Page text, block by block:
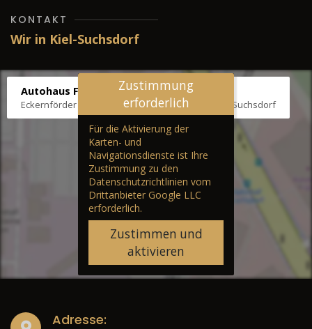
KONTAKT
Wir in Kiel-Suchsdorf
Autohaus Fräter
Eckernförder Str. /Klausbrooker Weg 1, 24107 Kiel-Suchsdorf
Zustimmung
erforderlich
Für die Aktivierung der
Karten- und
Navigationsdienste ist Ihre
Zustimmung zu den
Datenschutzrichtlinien vom
Drittanbieter Google LLC
erforderlich.
Zustimmen und
aktivieren
Adresse: